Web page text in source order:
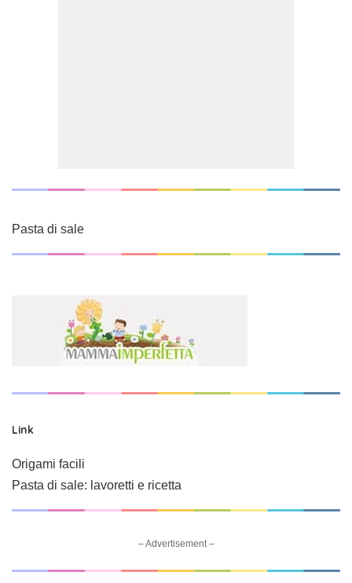
Pasta di sale
Link
Origami facili
Pasta di sale: lavoretti e ricetta
– Advertisement –